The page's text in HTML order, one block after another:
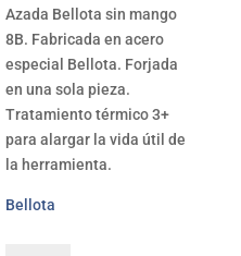
Azada Bellota sin mango
8B. Fabricada en acero
especial Bellota. Forjada
en una sola pieza.
Tratamiento térmico 3+
para alargar la vida útil de
la herramienta.
Bellota